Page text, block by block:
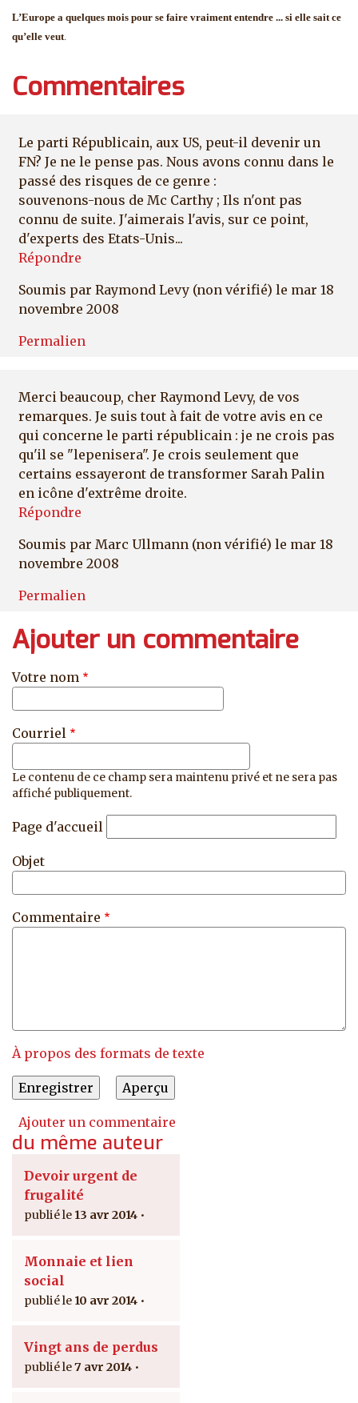
L’Europe a quelques mois pour se faire vraiment entendre ... si elle sait ce
qu’elle veut.
Commentaires
Le parti Républicain, aux US, peut-il devenir un
FN? Je ne le pense pas. Nous avons connu dans le
passé des risques de ce genre :
souvenons-nous de Mc Carthy ; Ils n'ont pas
connu de suite. J'aimerais l'avis, sur ce point,
d'experts des Etats-Unis...
Répondre
Soumis par Raymond Levy (non vérifié) le mar 18
novembre 2008
Permalien
Merci beaucoup, cher Raymond Levy, de vos
remarques. Je suis tout à fait de votre avis en ce
qui concerne le parti républicain : je ne crois pas
qu'il se "lepenisera". Je crois seulement que
certains essayeront de transformer Sarah Palin
en icône d'extrême droite.
Répondre
Soumis par Marc Ullmann (non vérifié) le mar 18
novembre 2008
Permalien
Ajouter un commentaire
Votre nom
Courriel
Le contenu de ce champ sera maintenu privé et ne sera pas
affiché publiquement.
Page d'accueil
Objet
Commentaire
À propos des formats de texte
Ajouter un commentaire
du même auteur
Devoir urgent de
frugalité
13 avr 2014
Monnaie et lien
social
10 avr 2014
Vingt ans de perdus
7 avr 2014